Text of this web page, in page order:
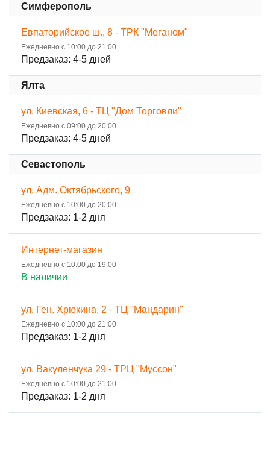
Симферополь
Евпаторийское ш., 8 - ТРК "Меганом"
Ежедневно с 10:00 до 21:00
Предзаказ: 4-5 дней
Ялта
ул. Киевская, 6 - ТЦ "Дом Торговли"
Ежедневно с 09:00 до 20:00
Предзаказ: 4-5 дней
Севастополь
ул. Адм. Октябрьского, 9
Ежедневно с 10:00 до 20:00
Предзаказ: 1-2 дня
Интернет-магазин
Ежедневно с 10:00 до 19:00
В наличии
ул. Ген. Хрюкина, 2 - ТЦ "Мандарин"
Ежедневно с 10:00 до 21:00
Предзаказ: 1-2 дня
ул. Вакуленчука 29 - ТРЦ "Муссон"
Ежедневно с 10:00 до 21:00
Предзаказ: 1-2 дня